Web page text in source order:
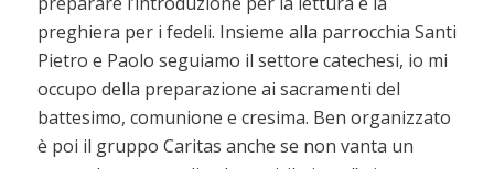
preghiera per i fedeli. Insieme alla parrocchia Santi
Pietro e Paolo seguiamo il settore catechesi, io mi
occupo della preparazione ai sacramenti del
battesimo, comunione e cresima. Ben organizzato
è poi il gruppo Caritas anche se non vanta un